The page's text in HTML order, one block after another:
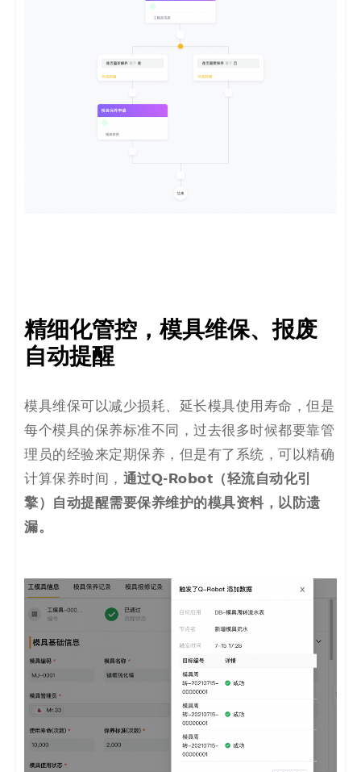
精细化管控，模具维保、报废
自动提醒
模具维保可以减少损耗、延长模具使用寿命，但是
每个模具的保养标准不同，过去很多时候都要靠管
理员的经验来定期保养，但是有了系统，可以精确
计算保养时间， 通过Q-Robot（轻流自动化引
擎）自动提醒需要保养维护的模具资料，以防遗
漏。